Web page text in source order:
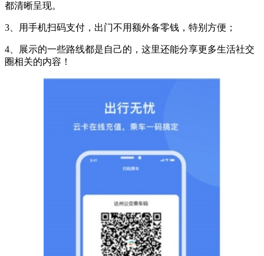
都清晰呈现。
3、用手机扫码支付，出门不用额外备零钱，特别方便；
4、展示的一些路线都是自己的，这里还能分享更多生活社交
圈相关的内容！